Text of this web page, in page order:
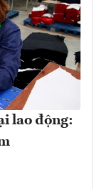
lao động: